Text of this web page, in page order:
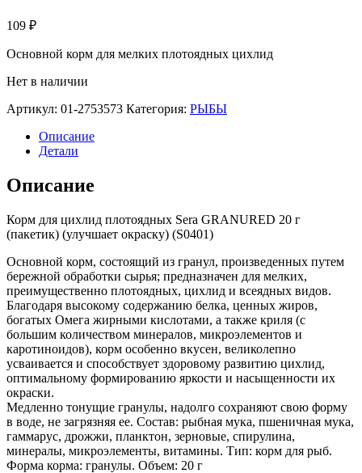
109 ₽
Основной корм для мелких плотоядных цихлид
Нет в наличии
Артикул: 01-2753573 Категория: РЫБЫ
Описание
Детали
Описание
Корм для цихлид плотоядных Sera GRANURED 20 г
(пакетик) (улучшает окраску) (S0401)
Основной корм, состоящий из гранул, произведенных путем
бережной обработки сырья; предназначен для мелких,
преимущественно плотоядных, цихлид и всеядных видов.
Благодаря высокому содержанию белка, ценных жиров,
богатых Омега жирными кислотами, а также криля (с
большим количеством минералов, микроэлементов и
каротиноидов), корм особенно вкусен, великолепно
усваивается и способствует здоровому развитию цихлид,
оптимальному формированию яркости и насыщенности их
окраски.
Медленно тонущие гранулы, надолго сохраняют свою форму
в воде, не загрязняя ее. Состав: рыбная мука, пшеничная мука,
гаммарус, дрожжи, планктон, зерновые, спирулина,
минералы, микроэлементы, витамины. Тип: корм для рыб.
Форма корма: гранулы. Объем: 20 г